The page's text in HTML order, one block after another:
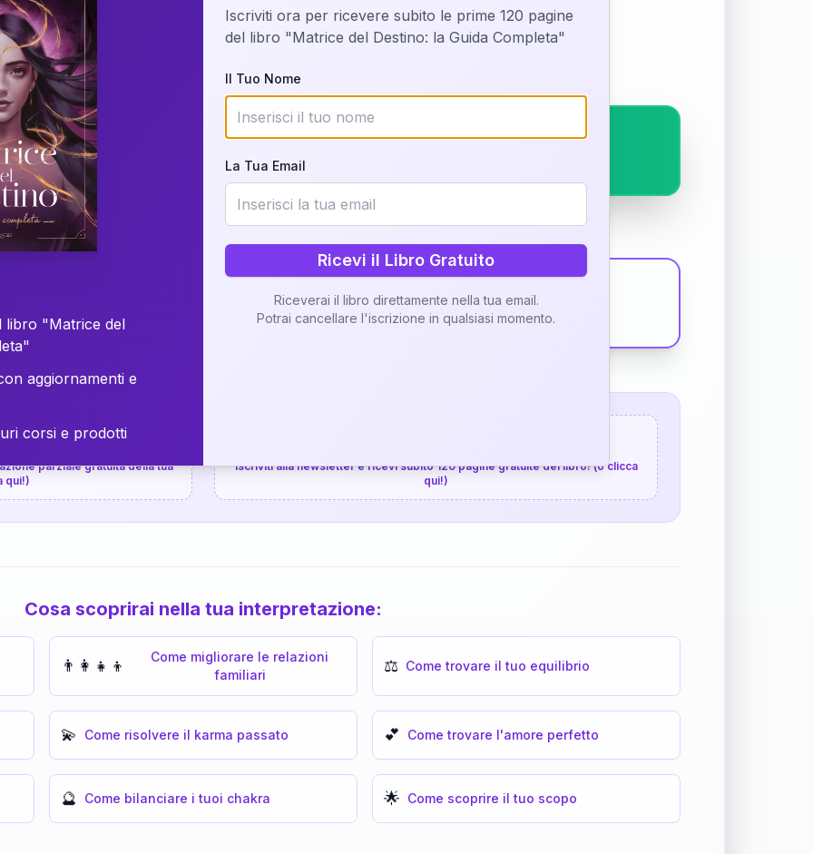
della tua Matrice del Destino attraverso una nostra interpretazione
o studiando attraverso il manuale completo.
Richiedi Interpretazione
✨ Interpretazione personalizzata
Scopri il Libro
gratuita
parziale gratuita della tua
qui!)
Iscriviti alla newsletter e ricevi subito 120 pagine gratuite del libro! (o clicca
qui!)
Cosa scoprirai nella tua interpretazione:
👨‍👩‍👧‍👦
Come migliorare le relazioni
familiari
⚖️ Come trovare il tuo equilibrio
💫 Come risolvere il karma passato 💕 Come trovare l'amore perfetto
🔮 Come bilanciare i tuoi chakra 🌟 Come scoprire il tuo scopo
libro "Matrice del
aggiornamenti e
corsi e prodotti
Iscriviti ora per ricevere subito le prime 120 pagine
del libro "Matrice del Destino: la Guida Completa"
Il Tuo Nome
La Tua Email
Ricevi il Libro Gratuito
Riceverai il libro direttamente nella tua email.
Potrai cancellare l'iscrizione in qualsiasi momento.